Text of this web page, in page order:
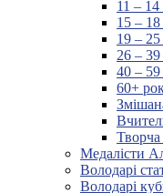
11 – 14
15 – 18
19 – 25
26 – 39
40 – 59
60+
Медалісти
Володарі
Володарі